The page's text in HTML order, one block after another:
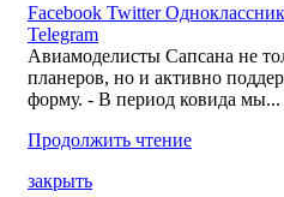
Facebook Twitter
Telegram
Авиамоделисты Сапсана не
планеров, но и активно
форму. - В период ковида мы...
Продолжить чтение
закрыть